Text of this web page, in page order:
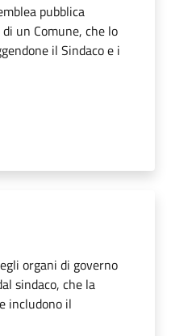
pubblica
un Comune, che lo
il Sindaco e i
organi di governo
sindaco, che la
includono il